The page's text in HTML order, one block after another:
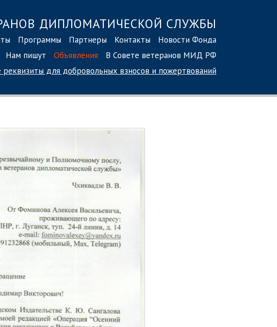
ДИПЛОМАТИЧЕСКОЙ СЛУЖБЫ
Программы Партнеры Контакты
Новости Фонда
Нам пишут Объявления
В Совете ветеранов МИД РФ
реквизиты для добровольных взносов и пожертвований